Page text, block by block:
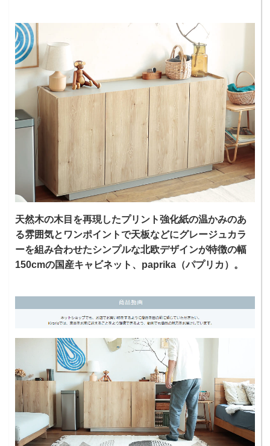
天然木の木目を再現したプリント強化紙の温かみのあ
る雰囲気とワンポイントで天板などにグレージュカラ
ーを組み合わせたシンプルな北欧デザインが特徴の幅
150cmの国産キャビネット、paprika（パプリカ）。